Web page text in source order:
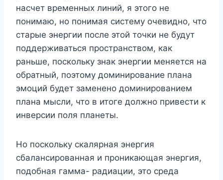
насчет временных линий, я этого не
понимаю, но понимая систему очевидно, что
старые энергии после этой точки не будут
поддерживаться пространством, как
раньше, поскольку знак энергии меняется на
обратный, поэтому доминирование плана
эмоций будет заменено доминированием
плана мысли, что в итоге должно привести к
инверсии поля планеты.
Но поскольку скалярная энергия
сбалансированная и проникающая энергия,
подобная гамма- радиации, это среда